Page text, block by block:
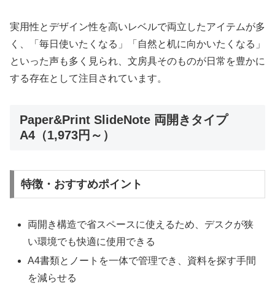
実用性とデザイン性を高いレベルで両立したアイテムが多
く、「毎日使いたくなる」「自然と机に向かいたくなる」
といった声も多く見られ、文房具そのものが日常を豊かに
する存在として注目されています。
Paper&Print SlideNote 両開きタイプ
A4（1,973円～）
特徴・おすすめポイント
両開き構造で省スペースに使えるため、デスクが狭
い環境でも快適に使用できる
A4書類とノートを一体で管理でき、資料を探す手間
を減らせる